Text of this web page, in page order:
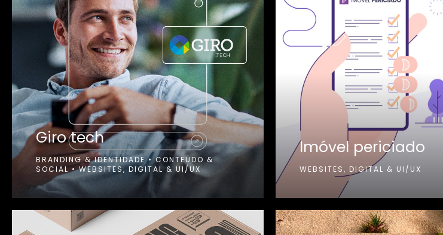
Giro tech
BRANDING & IDENTIDADE•CONTEÚDO &
SOCIAL•WEBSITES, DIGITAL & UI/UX
Imóvel periciado
WEBSITES, DIGITAL & UI/UX